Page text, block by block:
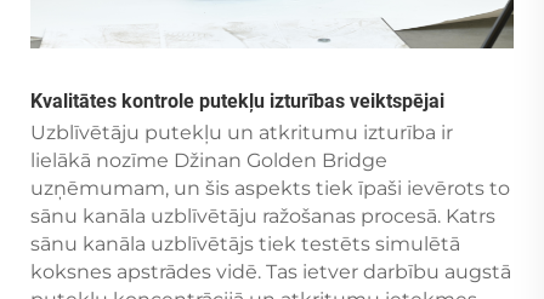
Kvalitātes kontrole putekļu izturības veiktspējai
Uzblīvētāju putekļu un atkritumu izturība ir
lielākā nozīme Džinan Golden Bridge
uzņēmumam, un šis aspekts tiek īpaši ievērots to
sānu kanāla uzblīvētāju ražošanas procesā. Katrs
sānu kanāla uzblīvētājs tiek testēts simulētā
koksnes apstrādes vidē. Tas ietver darbību augstā